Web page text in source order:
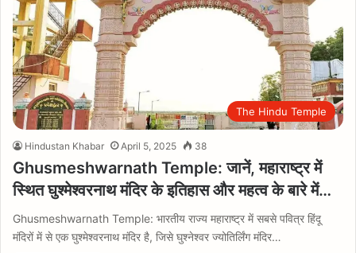
The Hindu Temple
Hindustan Khabar April 5, 2025 38
Ghusmeshwarnath Temple: जानें, महाराष्ट्र में
स्थित घुश्मेश्वरनाथ मंदिर के इतिहास और महत्व के बारे में…
Ghusmeshwarnath Temple: भारतीय राज्य महाराष्ट्र में सबसे पवित्र हिंदू
मंदिरों में से एक घुश्मेश्वरनाथ मंदिर है, जिसे घुश्नेश्वर ज्योतिर्लिंग मंदिर…